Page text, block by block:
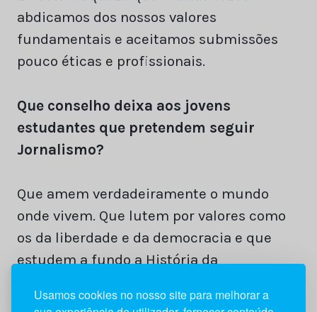
Usamos cookies no nosso site para melhorar a
abdicamos dos nossos valores
fundamentais e aceitamos submissões
pouco éticas e profissionais.
Que conselho deixa aos jovens
estudantes que pretendem seguir
Jornalismo?
Que amem verdadeiramente o mundo
onde vivem. Que lutem por valores como
os da liberdade e da democracia e que
estudem a fundo a História da
cultura geral abrangente que lhes